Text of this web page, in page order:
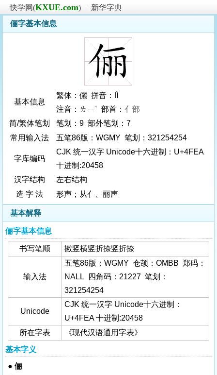
快学网(KXUE.com) |
新华字典
俪字基本信息
基本信息
繁体：儷 拼音： lì
注音：ㄌㄧˋ 部首： 亻部
简/繁体笔划
笔划：9 部外笔划：7
常用输入法
五笔86版：WGMY 笔划：321254254
字库编码
CJK 统一汉字 Unicode十六进制：U+4FEA
十进制:20458
汉字结构
左右结构
造 字 法
形声；从亻、丽声
基本解释
俪字基本信息
书写笔顺 撇竖横竖折捺竖折捺
输入法
五笔86版：WGMY 仓颉：OMBB 郑码：
NALL 四角码：21227 笔划：
321254254
Unicode
CJK 统一汉字 Unicode十六进制：
U+4FEA 十进制:20458
所在字表
《现代汉语通用字表》
基本字义
● 俪